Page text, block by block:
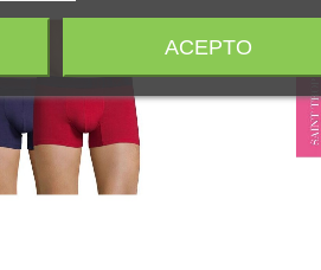
ACEPTO